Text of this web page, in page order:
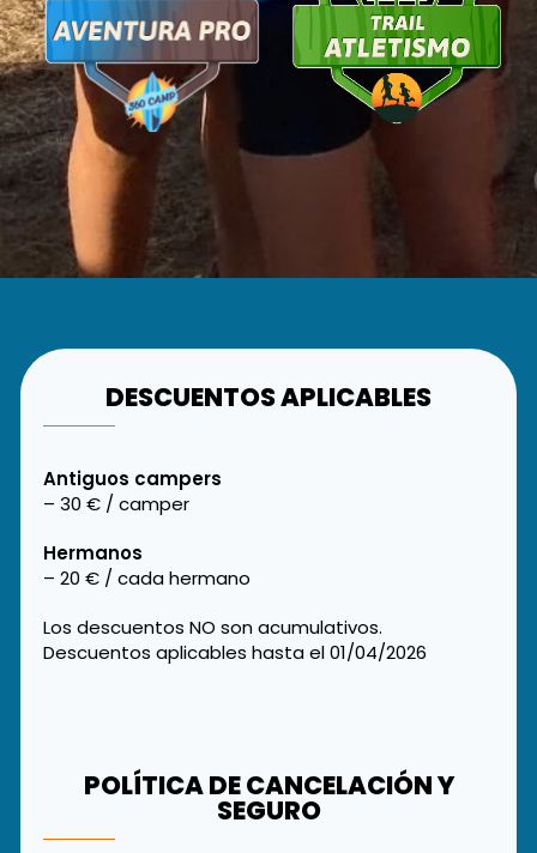
DESCUENTOS APLICABLES
Antiguos campers
– 30 € / camper
Hermanos
– 20 € / cada hermano
Los descuentos NO son acumulativos.
Descuentos aplicables hasta el 01/04/2026
POLÍTICA DE CANCELACIÓN Y
SEGURO